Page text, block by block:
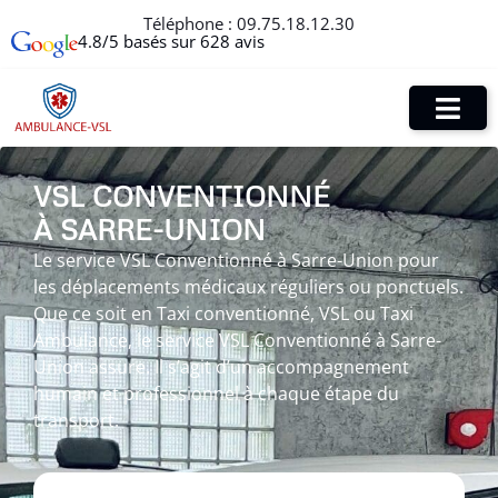
Téléphone : 09.75.18.12.30
4.8/5 basés sur 628 avis
VSL CONVENTIONNÉ
À SARRE-UNION
Le service VSL Conventionné à Sarre-Union pour
les déplacements médicaux réguliers ou ponctuels.
Que ce soit en Taxi conventionné, VSL ou Taxi
Ambulance, le service VSL Conventionné à Sarre-
Union assure. Il s’agit d’un accompagnement
humain et professionnel à chaque étape du
transport.